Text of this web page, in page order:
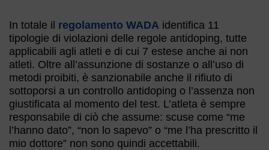
In totale il regolamento WADA identifica 11
tipologie di violazioni delle regole antidoping, tutte
applicabili agli atleti e di cui 7 estese anche ai non
atleti. Oltre all’assunzione di sostanze o all’uso di
metodi proibiti, è sanzionabile anche il rifiuto di
sottoporsi a un controllo antidoping o l’assenza non
giustificata al momento del test. L’atleta è sempre
responsabile di ciò che assume: scuse come “me
l’hanno dato”, “non lo sapevo” o “me l’ha prescritto il
mio dottore” non sono quindi accettabili.